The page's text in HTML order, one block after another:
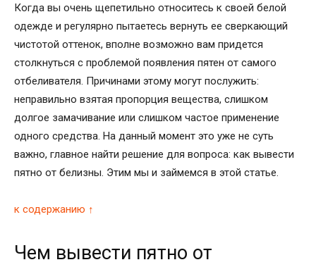
Когда вы очень щепетильно относитесь к своей белой
одежде и регулярно пытаетесь вернуть ее сверкающий
чистотой оттенок, вполне возможно вам придется
столкнуться с проблемой появления пятен от самого
отбеливателя. Причинами этому могут послужить:
неправильно взятая пропорция вещества, слишком
долгое замачивание или слишком частое применение
одного средства. На данный момент это уже не суть
важно, главное найти решение для вопроса: как вывести
пятно от белизны. Этим мы и займемся в этой статье.
к содержанию ↑
Чем вывести пятно от